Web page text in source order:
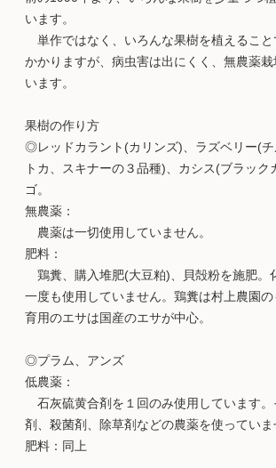
います。
単作ではなく、いろんな果樹を植えること
かかりますが、病虫害は出にくく、無農薬
います。
果樹の作り方
◎レッドカラント(カリンズ)、ラズベリー(
トカ、スキナーの３品種)、カシス(ブラック
ゴ。
無農薬：
農薬は一切使用していません。
肥料：
鶏糞、購入堆肥(大豆粕)、貝殻粉を施肥。
一度も使用していません。鶏糞は村上農園
育用のエサは国産のエサが中心。
◎プラム、アンズ
低農薬：
石灰硫黄合剤を１回のみ使用しています。
剤、殺菌剤、除草剤などの農薬を使っていま
肥料：同上